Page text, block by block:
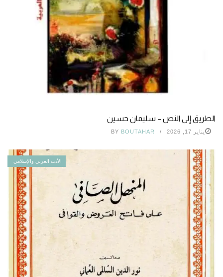
الطريق إلى النص – سليمان حسين
يناير 17, 2026 BY BOUTAHAR
الأدب العربي والإسلامي